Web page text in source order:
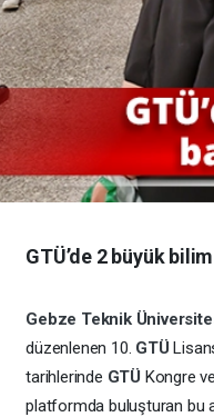
GTÜ’de 2 büyük
Gebze Teknik
düzenlenen 10. GTÜ
tarihlerinde GTÜ Kongre
platformda buluşturan bu